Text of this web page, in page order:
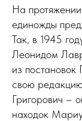
На
единожды
Так, в 1945
Леонидом
из постановок
свою
Григорович –
находок